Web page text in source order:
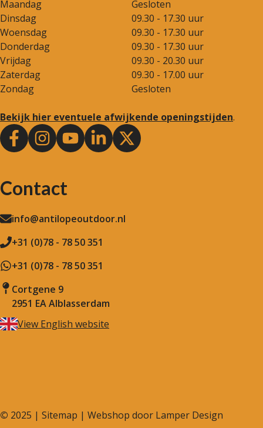
Maandag
Gesloten
Dinsdag
09.30 - 17.30 uur
Woensdag
09.30 - 17.30 uur
Donderdag
09.30 - 17.30 uur
Vrijdag
09.30 - 20.30 uur
Zaterdag
09.30 - 17.00 uur
Zondag
Gesloten
Bekijk hier eventuele afwijkende openingstijden.
Contact
info@antilopeoutdoor.nl
+31 (0)78 - 78 50 351
+31 (0)78 - 78 50 351
Cortgene 9
2951 EA Alblasserdam
View English website
© 2025 | Sitemap | Webshop door Lamper Design